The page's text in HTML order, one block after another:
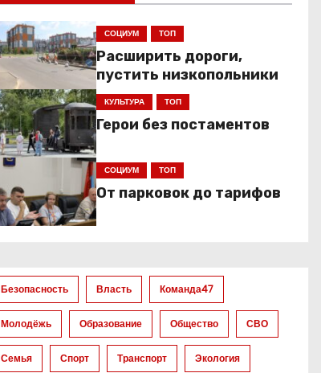
СОЦИУМ ТОП
Расширить дороги,
пустить низкопольники
КУЛЬТУРА ТОП
Герои без постаментов
СОЦИУМ ТОП
От парковок до тарифов
Безопасность Власть Команда47
Молодёжь Образование Общество СВО
Семья Спорт Транспорт Экология